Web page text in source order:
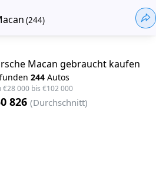
(244)
Macan gebraucht kaufen
244 Autos
€28 000 bis €102 000
826 (Durchschnitt)